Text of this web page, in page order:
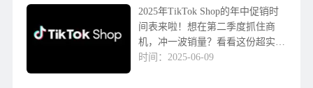
2025年TikTok Shop的年中促销时
间表来啦！想在第二季度抓住商
机，冲一波销量？看看这份超实用
的促销指南，帮你选品、备货，轻
时间：2025-06-09